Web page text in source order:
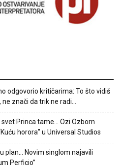
odgovorio kritičarima: To što vidiš
ne znači da trik ne radi…
svet Princa tame… Ozi Ozborn
horora” u Universal Studios
plan… Novim singlom najavili
Perficio”